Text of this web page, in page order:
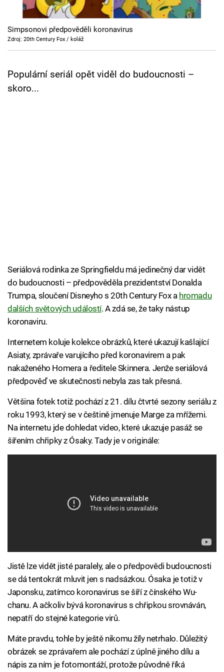
Cool Esport
Pořady
Sledujte prima+
Simpsonovi předpověděli koronavirus
Zdroj: 20th Century Fox / koláž
Populární seriál opět viděl do budoucnosti –
skoro...
Seriálová rodinka ze Springfieldu má jedinečný dar vidět
do budoucnosti – předpověděla prezidentství Donalda
Trumpa, sloučení Disneyho s 20th Century Fox a hromadu
dalších světových událostí. A zdá se, že taky nástup
koronaviru.
Internetem koluje kolekce obrázků, které ukazují kašlající
Asiaty, zprávaře varujícího před koronavirem a pak
nakaženého Homera a ředitele Skinnera. Jenže seriálová
předpověď ve skutečnosti nebyla zas tak přesná.
Většina fotek totiž pochází z 21. dílu čtvrté sezony seriálu z
roku 1993, který se v češtině jmenuje Marge za mřížemi.
Na internetu jde dohledat video, které ukazuje pasáž se
šířením chřipky z Ósaky. Tady je v originále:
Jistě lze vidět jisté paralely, ale o předpovědi budoucnosti
se dá tentokrát mluvit jen s nadsázkou. Ósaka je totiž v
Japonsku, zatímco koronavirus se šíří z čínského Wu-
chanu. A ačkoliv bývá koronavirus s chřipkou srovnáván,
nepatří do stejné kategorie virů.
Máte pravdu, tohle by ještě nikomu žíly netrhalo. Důležitý
obrázek se zprávařem ale pochází z úplně jiného dílu a
nápis za ním je fotomontáží, protože původně říká